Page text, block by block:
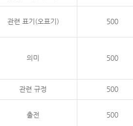
관련 표기(오표기) 500
의미 500
관련 규정 500
출전 500